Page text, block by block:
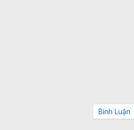
Bình Luận